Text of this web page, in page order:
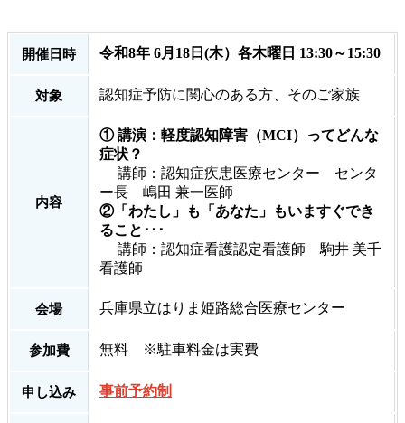
開催日時 令和8年 6月18日(木）各木曜日 13:30～15:30
対象 認知症予防に関心のある方、そのご家族
内容
① 講演：軽度認知障害（MCI）ってどんな
症状？
講師：認知症疾患医療センター センタ
ー長 嶋田 兼一医師
②「わたし」も「あなた」もいますぐでき
ること･･･
講師：認知症看護認定看護師 駒井 美千
看護師
会場 兵庫県立はりま姫路総合医療センター
参加費 無料 ※駐車料金は実費
申し込み 事前予約制